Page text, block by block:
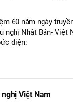
60 năm ngày
nghị Nhật Bản- Việt
điện:
Việt Nam